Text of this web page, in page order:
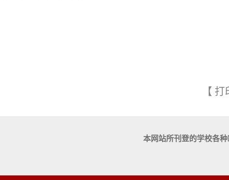
【 打
本网站所刊登的学校各